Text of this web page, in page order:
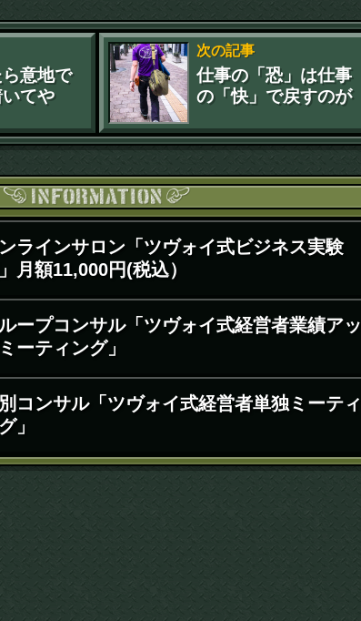
意地で
てや
次の記事
仕事の「恐」は仕事
の「快」で戻すのが
ラインサロン「ツヴォイ式ビジネス実験
月額11,000円(税込）
ープコンサル「ツヴォイ式経営者業績アッ
ーティング」
コンサル「ツヴォイ式経営者単独ミーティ
」